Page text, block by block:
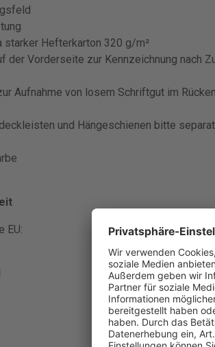
starker Hefterkarton 320 g/m²
der Vorderseite zur Kennzeichnung nach
Aufnahme von losem Schriftgut im
und Hängeschienen bitte
EU: